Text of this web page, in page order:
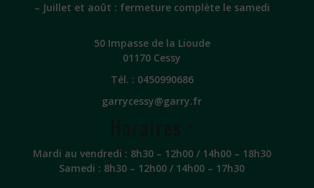
– Juillet et août : fermeture complète le samedi
50 Impasse de la Lioude
01170 Cessy
Tél. : 0450990686
garrycessy@garry.fr
Mardi au vendredi : 8h30 – 12h00 / 14h00 – 18h30
Samedi : 8h30 – 12h00 / 14h00 – 17h30